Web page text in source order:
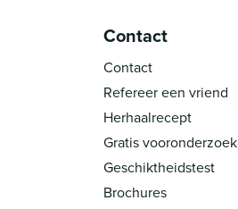
Contact
Contact
Refereer een vriend
Herhaalrecept
Gratis vooronderzoek
Geschiktheidstest
Brochures